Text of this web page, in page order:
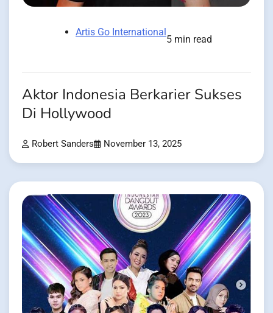
Artis Go International
5 min read
Aktor Indonesia Berkarier Sukses
Di Hollywood
Robert Sanders November 13, 2025